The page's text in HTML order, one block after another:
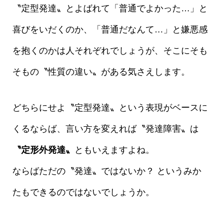
〝定型発達〟とよばれて「普通でよかった…」と
喜びをいだくのか、「普通だなんて…」と嫌悪感
を抱くのかは人それぞれでしょうが、そこにそも
そもの〝性質の違い〟がある気さえします。
どちらにせよ〝定型発達〟という表現がベースに
くるならば、言い方を変えれば〝発達障害〟は
〝定形外発達〟 ともいえますよね。
ならばただの〝発達〟ではないか？ というみか
たもできるのではないでしょうか。